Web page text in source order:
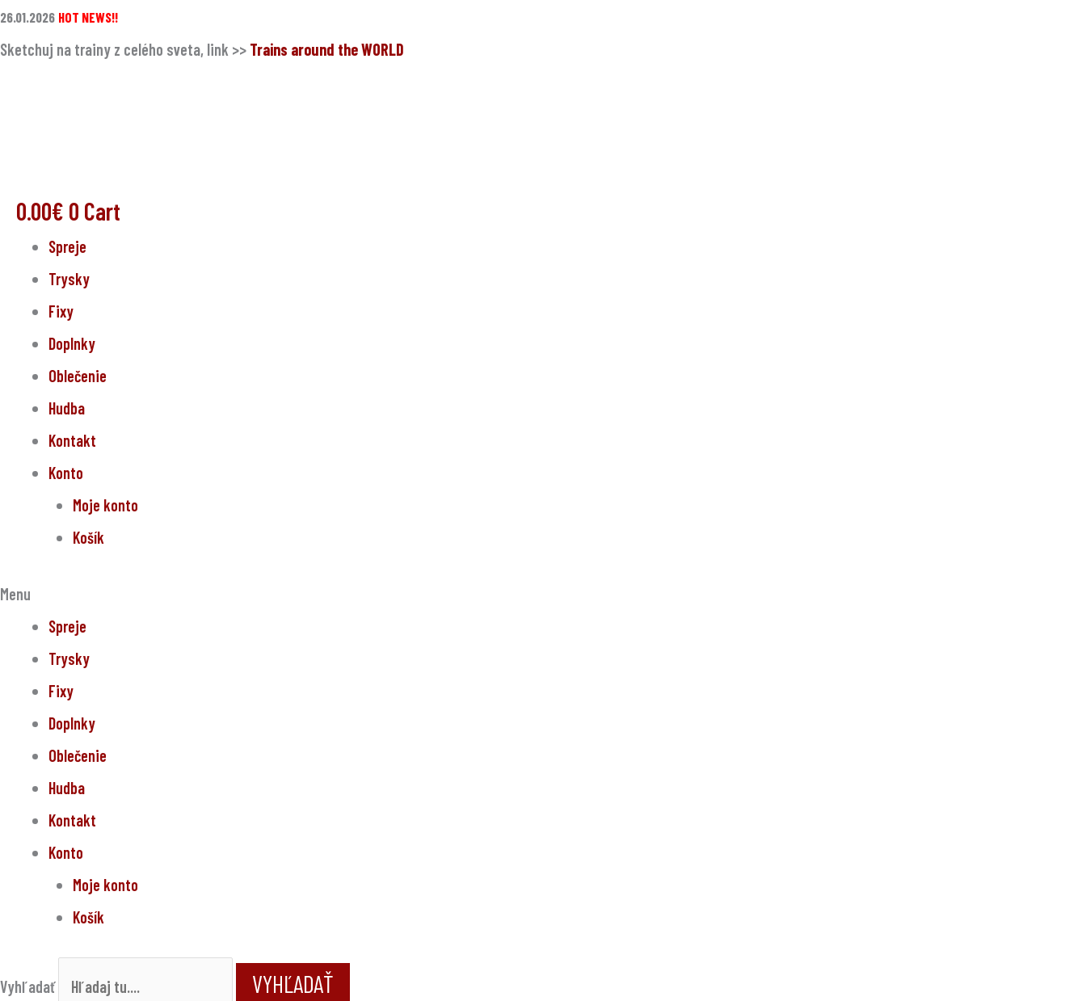
Preskočiť
na
26.01.2026 HOT NEWS!!
Sketchuj na trainy z celého sveta, link >> Trains around the WORLD
0.00€ 0 Cart
Spreje
Trysky
Fixy
Doplnky
Oblečenie
Hudba
Kontakt
Konto
Moje konto
Košík
Menu
Spreje
Trysky
Fixy
Doplnky
Oblečenie
Hudba
Kontakt
Konto
Moje konto
Košík
Vyhľadať VYHĽADAŤ